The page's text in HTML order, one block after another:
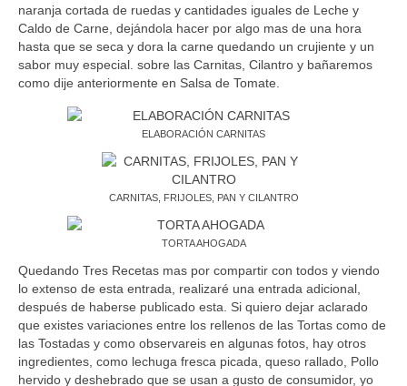
naranja cortada de ruedas y cantidades iguales de Leche y
Caldo de Carne, dejándola hacer por algo mas de una hora
hasta que se seca y dora la carne quedando un crujiente y un
sabor muy especial. sobre las Carnitas, Cilantro y bañaremos
como dije anteriormente en Salsa de Tomate.
ELABORACIÓN CARNITAS
CARNITAS, FRIJOLES, PAN Y CILANTRO
TORTA AHOGADA
Quedando Tres Recetas mas por compartir con todos y viendo
lo extenso de esta entrada, realizaré una entrada adicional,
después de haberse publicado esta. Si quiero dejar aclarado
que existes variaciones entre los rellenos de las Tortas como de
las Tostadas y como observareis en algunas fotos, hay otros
ingredientes, como lechuga fresca picada, queso rallado, Pollo
hervido y deshebrado que se usan a gusto de consumidor, yo